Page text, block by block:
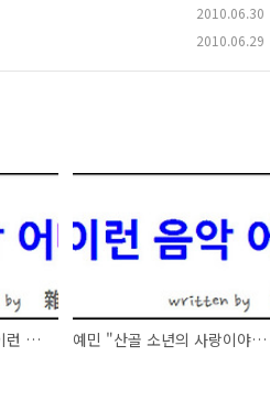
2010.06.30
2010.06.29
김장훈 "소나기" [오늘 이런 음악 어때요 - 100702] 예민 "산골 소년의 사랑이야기" [오늘 이런 음악 어때요 - 100701]